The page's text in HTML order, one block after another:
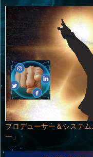
プロデューサー＆システ
一」